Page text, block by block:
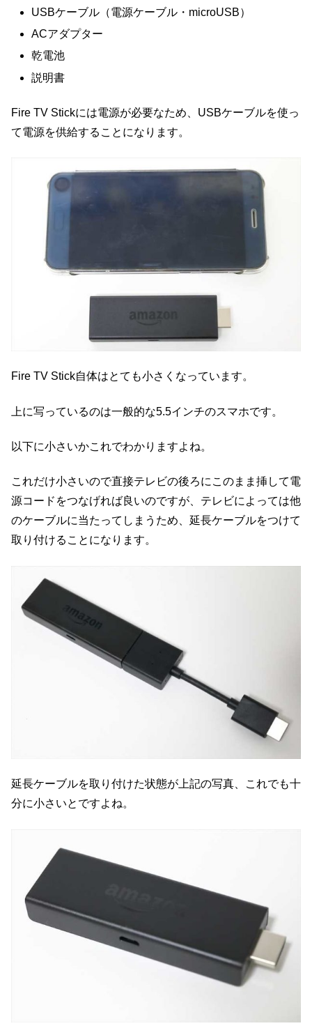
USBケーブル（電源ケーブル・microUSB）
ACアダプター
乾電池
説明書
Fire TV Stickには電源が必要なため、USBケーブルを使っ
て電源を供給することになります。
Fire TV Stick自体はとても小さくなっています。
上に写っているのは一般的な5.5インチのスマホです。
以下に小さいかこれでわかりますよね。
これだけ小さいので直接テレビの後ろにこのまま挿して電
源コードをつなげれば良いのですが、テレビによっては他
のケーブルに当たってしまうため、延長ケーブルをつけて
取り付けることになります。
延長ケーブルを取り付けた状態が上記の写真、これでも十
分に小さいとですよね。